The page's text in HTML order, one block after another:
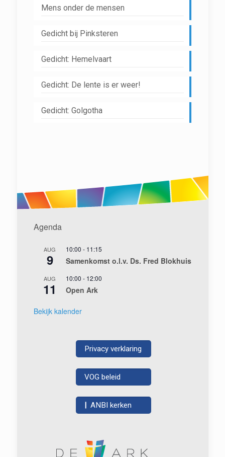
Mens onder de mensen
Gedicht bij Pinksteren
Gedicht: Hemelvaart
Gedicht: De lente is er weer!
Gedicht: Golgotha
Agenda
AUG
9
10:00 - 11:15
Samenkomst o.l.v. Ds. Fred Blokhuis
AUG
11
10:00 - 12:00
Open Ark
Bekijk kalender
Privacy verklaring
VOG beleid
|ANBI kerken